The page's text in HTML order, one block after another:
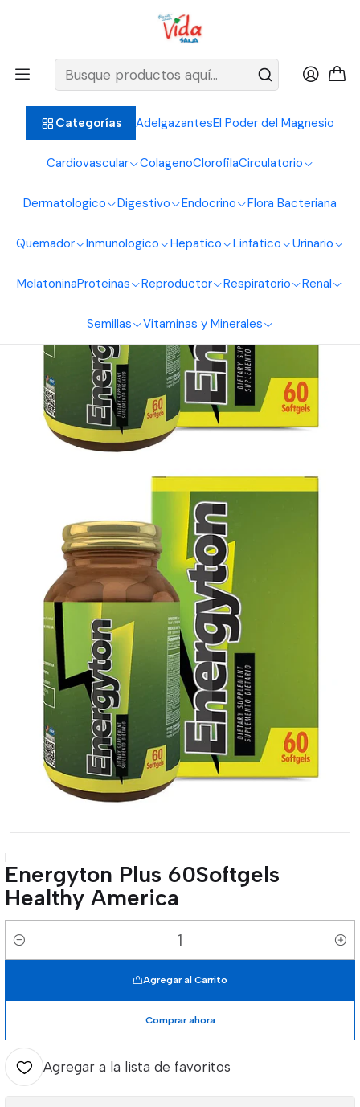
Categorías AdelgazantesEl Poder del Magnesio
Cardiovascular ColagenoClorofilaCirculatorio
Dermatologico Digestivo Endocrino Flora Bacteriana
Quemador Inmunologico Hepatico Linfatico Urinario
MelatoninaProteinas Reproductor Respiratorio Renal
Semillas Vitaminas y Minerales
BIENVENIDOS ALIMENTOS NATURALES VIDA SANA
Energyton Plus 60Softgels Healthy America
|
Energyton Plus 60Softgels
Healthy America
Cantidad
Agregar al Carrito
Comprar ahora
Agregar a la lista de favoritos